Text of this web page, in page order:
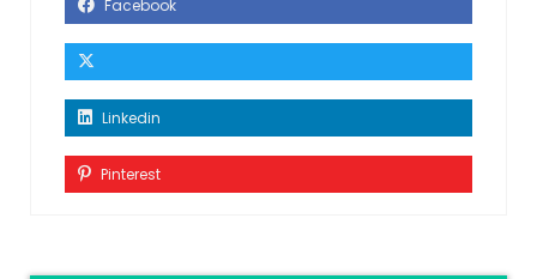
Facebook
Linkedin
Pinterest